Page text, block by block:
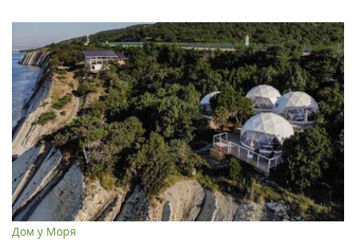
Дом у Моря